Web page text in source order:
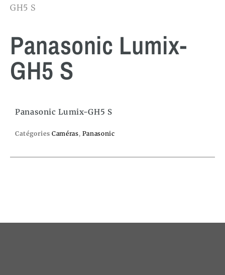
GH5 S
Panasonic Lumix-
GH5 S
Panasonic Lumix-GH5 S
Catégories Caméras, Panasonic